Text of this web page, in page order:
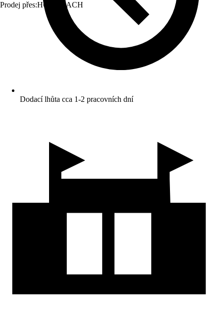
Prodej přes:HORNBACH
Dodací lhůta cca 1-2 pracovních dní